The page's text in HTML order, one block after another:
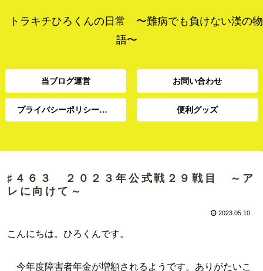
トラキチひろくんの日常 〜難病でも負けない漢の物
語〜
当ブログ運営 お問い合わせ
プライバシーポリシー、免責事項 便利グッズ
♯４６３ ２０２３年公式戦２９戦目 ～ア
レに向けて～
2023.05.10
こんにちは。ひろくんです。
今年度障害者年金が増額されるようです。ありがたいこ